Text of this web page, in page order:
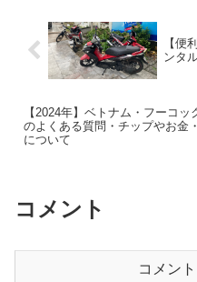
【便
ンタ
【2024年】ベトナム・フーコッ
のよくある質問・チップやお金
について
コメント
コメン